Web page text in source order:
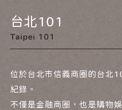
台北101
Taipei 101
位於台北市信義商圈的台北
紀錄。
不僅是金融商圈，也是購物